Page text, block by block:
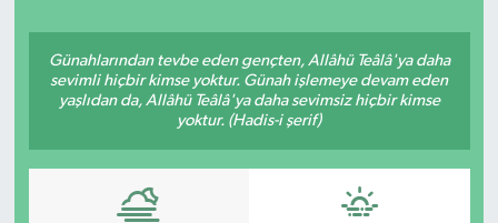
Günahlarından tevbe eden gençten, Allâhü Teâlâ'ya daha
sevimli hiçbir kimse yoktur. Günah işlemeye devam eden
yaşlıdan da, Allâhü Teâlâ'ya daha sevimsiz hiçbir kimse
yoktur. (Hadis-i şerif)